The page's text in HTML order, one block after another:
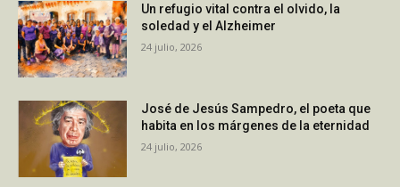
Un refugio vital contra el olvido, la
soledad y el Alzheimer
24 julio, 2026
José de Jesús Sampedro, el poeta que
habita en los márgenes de la eternidad
24 julio, 2026